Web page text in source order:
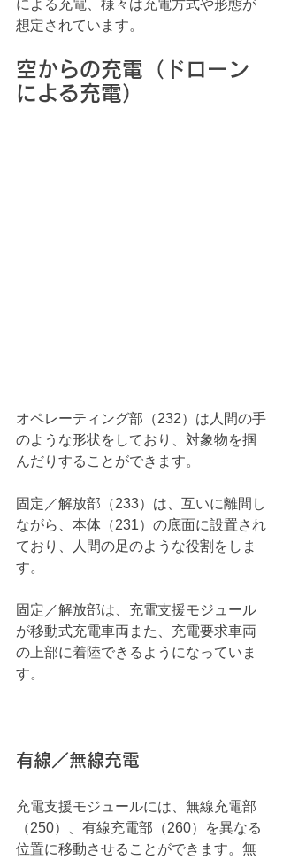
による充電、様々は充電方式や形態が
想定されています。
空からの充電（ドローン
による充電）
オペレーティング部（232）は人間の手
のような形状をしており、対象物を掴
んだりすることができます。
固定／解放部（233）は、互いに離間し
ながら、本体（231）の底面に設置され
ており、人間の足のような役割をしま
す。
固定／解放部は、充電支援モジュール
が移動式充電車両また、充電要求車両
の上部に着陸できるようになっていま
す。
有線／無線充電
充電支援モジュールには、無線充電部
（250）、有線充電部（260）を異なる
位置に移動させることができます。無